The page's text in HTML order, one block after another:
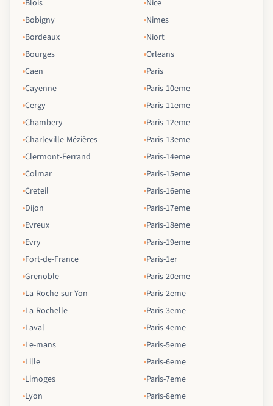
Blois
Bobigny
Bordeaux
Bourges
Caen
Cayenne
Cergy
Chambery
Charleville-Mézières
Clermont-Ferrand
Colmar
Creteil
Dijon
Evreux
Evry
Fort-de-France
Grenoble
La-Roche-sur-Yon
La-Rochelle
Laval
Le-mans
Lille
Limoges
Lyon
Nice
Nimes
Niort
Orleans
Paris
Paris-10eme
Paris-11eme
Paris-12eme
Paris-13eme
Paris-14eme
Paris-15eme
Paris-16eme
Paris-17eme
Paris-18eme
Paris-19eme
Paris-1er
Paris-20eme
Paris-2eme
Paris-3eme
Paris-4eme
Paris-5eme
Paris-6eme
Paris-7eme
Paris-8eme